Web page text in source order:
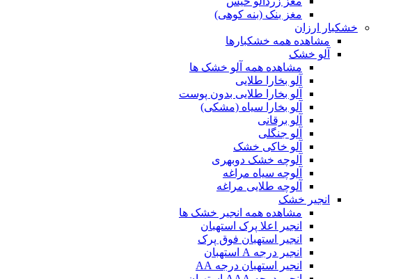
مغز بنک (بنه کوهی)
خشکبار ارزان
مشاهده همه خشکبارها
آلو خشک
مشاهده همه آلو خشک ها
آلو بخارا طلایی
آلو بخارا طلایی بدون پوست
آلو بخارا سیاه (مشکی)
آلو برقانی
آلو جنگلی
آلو خاکی خشک
آلوچه خشک دوبهری
آلوچه سیاه مراغه
آلوچه طلایی مراغه
انجیر خشک
مشاهده همه انجیر خشک ها
انجیر اعلا پرک استهبان
انجیر استهبان فوق پرک
انجیر درجه A استهبان
انجیر استهبان درجه AA